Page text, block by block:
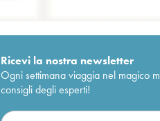
Ricevi la nostra newsletter
Ogni settimana viaggia nel magico
consigli degli esperti!